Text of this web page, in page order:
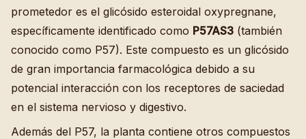
prometedor es el glicósido esteroidal oxypregnane,
específicamente identificado como P57AS3 (también
conocido como P57). Este compuesto es un glicósido
de gran importancia farmacológica debido a su
potencial interacción con los receptores de saciedad
en el sistema nervioso y digestivo.
Además del P57, la planta contiene otros compuestos